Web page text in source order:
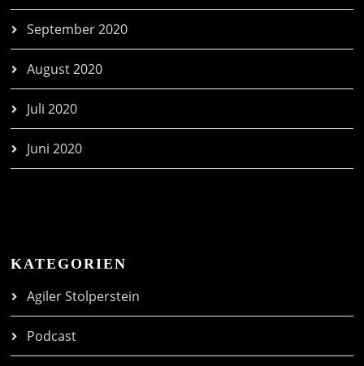
September 2020
August 2020
Juli 2020
Juni 2020
KATEGORIEN
Agiler Stolperstein
Podcast